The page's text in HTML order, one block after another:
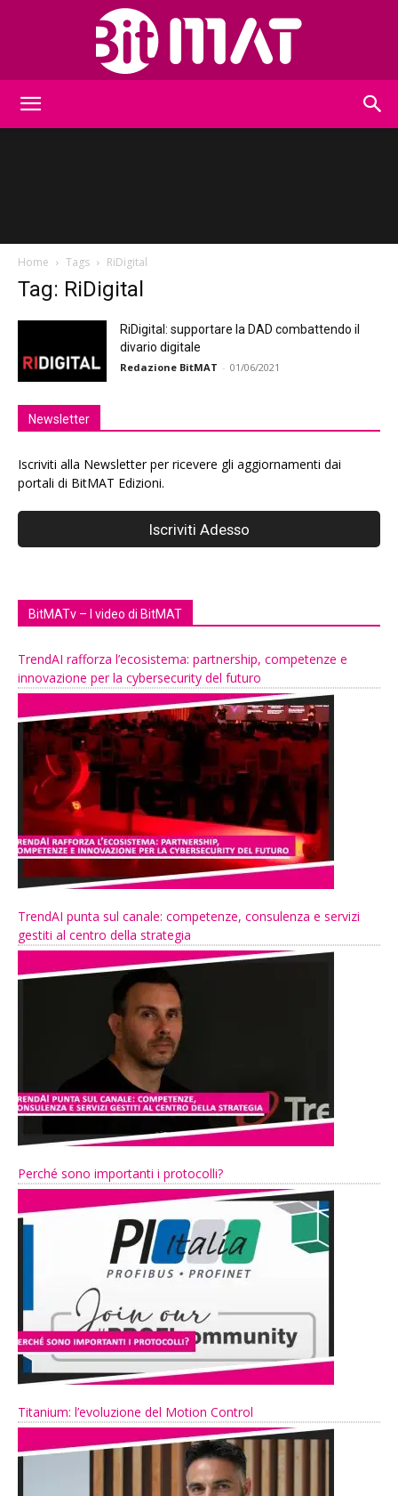
Home Tags RiDigital
Tag: RiDigital
RiDigital: supportare la DAD combattendo il
divario digitale
Redazione BitMAT - 01/06/2021
Newsletter
Iscriviti alla Newsletter per ricevere gli aggiornamenti dai
portali di BitMAT Edizioni.
BitMATv – I video di BitMAT
TrendAI rafforza l’ecosistema: partnership, competenze e
innovazione per la cybersecurity del futuro
TrendAI punta sul canale: competenze, consulenza e servizi
gestiti al centro della strategia
Perché sono importanti i protocolli?
Titanium: l’evoluzione del Motion Control